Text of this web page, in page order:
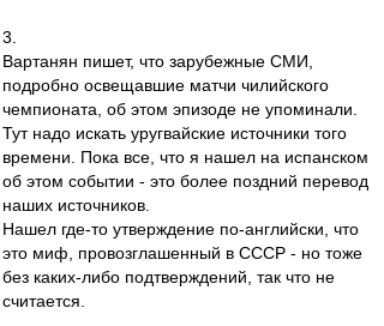
3.
Вартанян пишет, что зарубежные СМИ,
подробно освещавшие матчи чилийского
чемпионата, об этом эпизоде не упоминали.
Тут надо искать уругвайские источники того
времени. Пока все, что я нашел на испанском
об этом событии - это более поздний перевод
наших источников.
Нашел где-то утверждение по-английски, что
это миф, провозглашенный в СССР - но тоже
без каких-либо подтверждений, так что не
считается.